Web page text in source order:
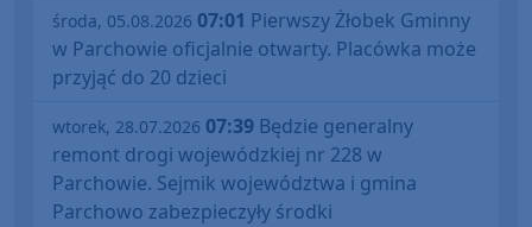
środa, 05.08.2026 07:01 Pierwszy Żłobek Gminny
w Parchowie oficjalnie otwarty. Placówka może
przyjąć do 20 dzieci
wtorek, 28.07.2026 07:39 Będzie generalny
remont drogi wojewódzkiej nr 228 w
Parchowie. Sejmik województwa i gmina
Parchowo zabezpieczyły środki